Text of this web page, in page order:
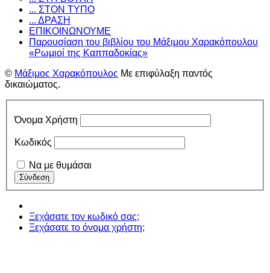
... ΣΤΟΝ ΤΥΠΟ
... ΔΡΑΣΗ
ΕΠΙΚΟΙΝΩΝΟΥΜΕ
Παρουσίαση του βιβλίου του Μάξιμου Χαρακόπουλου
«Ρωμιοί της Καππαδοκίας»
© Μάξιμος Χαρακόπουλος Με επιφύλαξη παντός
δικαιώματος.
Όνομα Χρήστη
Κωδικός
Να με θυμάσαι
Ξεχάσατε τον κωδικό σας;
Ξεχάσατε το όνομα χρήστη;